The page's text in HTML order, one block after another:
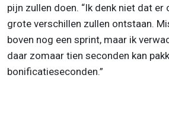
pijn zullen doen. “Ik denk niet dat er
grote verschillen zullen ontstaan.
boven nog een sprint, maar ik
daar zomaar tien seconden kan
bonificatieseconden.”